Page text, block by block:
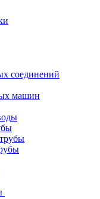
соединений
машин